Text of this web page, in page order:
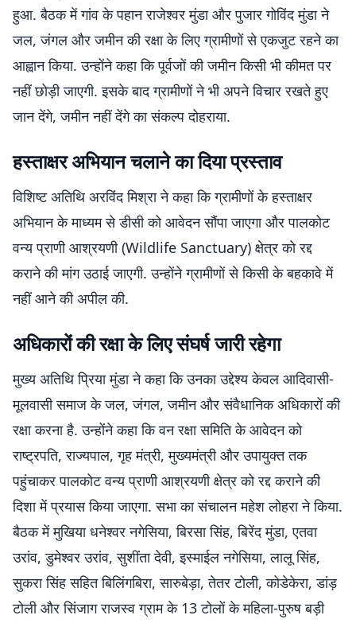
हुआ. बैठक में गांव के पहान राजेश्वर मुंडा और पुजार गोविंद मुंडा ने
जल, जंगल और जमीन की रक्षा के लिए ग्रामीणों से एकजुट रहने का
आह्वान किया. उन्होंने कहा कि पूर्वजों की जमीन किसी भी कीमत पर
नहीं छोड़ी जाएगी. इसके बाद ग्रामीणों ने भी अपने विचार रखते हुए
जान देंगे, जमीन नहीं देंगे का संकल्प दोहराया.
हस्ताक्षर अभियान चलाने का दिया प्रस्ताव
विशिष्ट अतिथि अरविंद मिश्रा ने कहा कि ग्रामीणों के हस्ताक्षर
अभियान के माध्यम से डीसी को आवेदन सौंपा जाएगा और पालकोट
वन्य प्राणी आश्रयणी (Wildlife Sanctuary) क्षेत्र को रद्द
कराने की मांग उठाई जाएगी. उन्होंने ग्रामीणों से किसी के बहकावे में
नहीं आने की अपील की.
अधिकारों की रक्षा के लिए संघर्ष जारी रहेगा
मुख्य अतिथि प्रिया मुंडा ने कहा कि उनका उद्देश्य केवल आदिवासी-
मूलवासी समाज के जल, जंगल, जमीन और संवैधानिक अधिकारों की
रक्षा करना है. उन्होंने कहा कि वन रक्षा समिति के आवेदन को
राष्ट्रपति, राज्यपाल, गृह मंत्री, मुख्यमंत्री और उपायुक्त तक
पहुंचाकर पालकोट वन्य प्राणी आश्रयणी क्षेत्र को रद्द कराने की
दिशा में प्रयास किया जाएगा. सभा का संचालन महेश लोहरा ने किया.
बैठक में मुखिया धनेश्वर नगेसिया, बिरसा सिंह, बिरेंद मुंडा, एतवा
उरांव, डुमेश्वर उरांव, सुशींता देवी, इस्माईल नगेसिया, लालू सिंह,
सुकरा सिंह सहित बिलिंगबिरा, सारुबेड़ा, तेतर टोली, कोडेकेरा, डांड़
टोली और सिंजाग राजस्व ग्राम के 13 टोलों के महिला-पुरुष बड़ी